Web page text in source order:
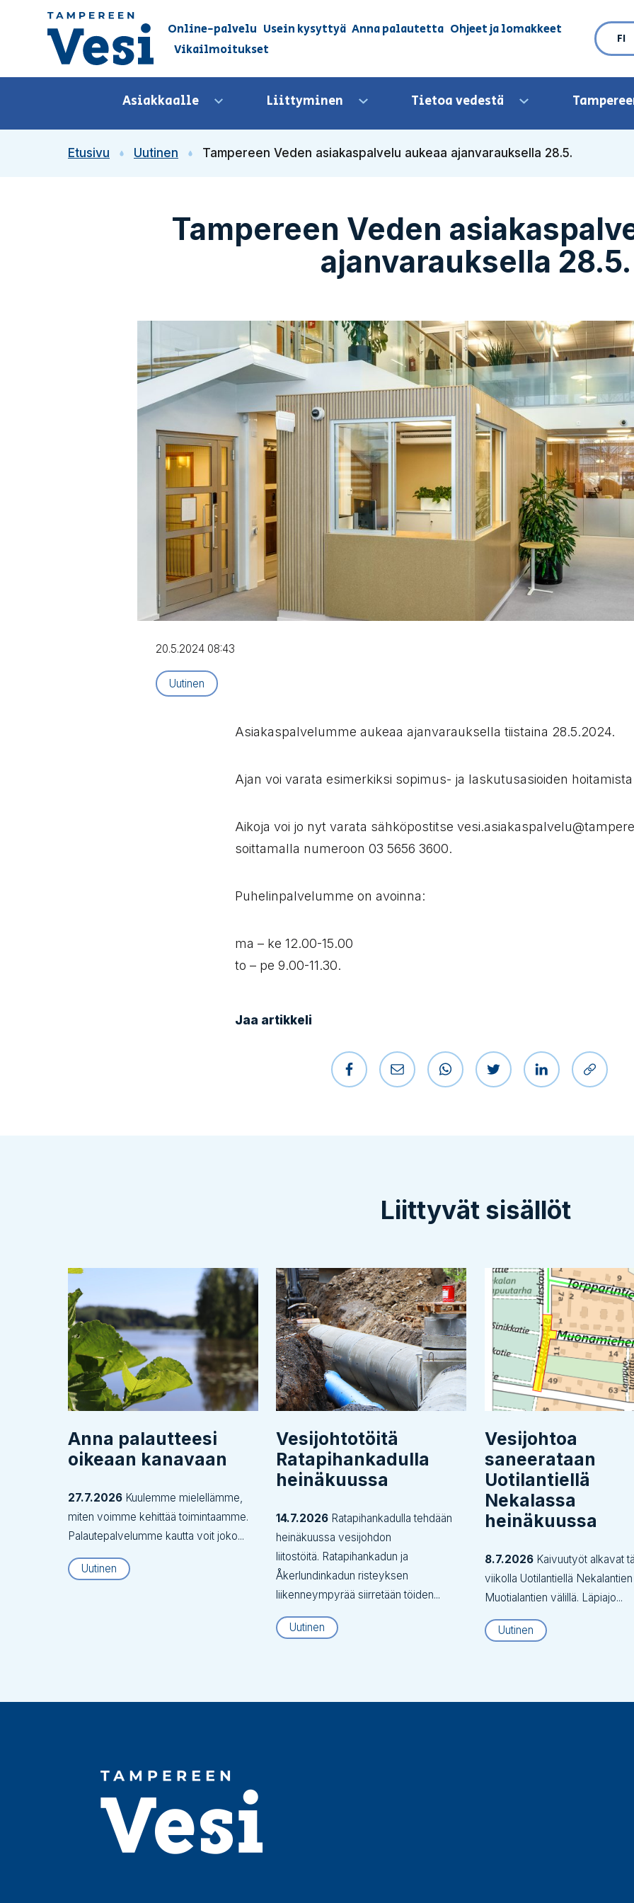
Siirry sisältöön
Siirry etusivulle
Online-palvelu Usein kysyttyä Anna palautetta Ohjeet ja lomakkeet
Vikailmoitukset
FI
Asiakkaalle Avaa valikkoLiittyminen Avaa valikkoTietoa vedestä Avaa valikko
Etusivu Uutinen Tampereen Veden asiakaspalvelu aukeaa ajanvarauksella 28.5.
Tampereen Veden
ajanvarauksella 28.5.
20.5.2024 08:43
Artikkelityyppi:
Uutinen
Asiakaspalvelumme aukeaa ajanvarauksella tiistaina 28.5.2024.
Ajan voi varata esimerkiksi sopimus- ja laskutusasioiden
Aikoja voi jo nyt varata sähköpostitse
soittamalla numeroon 03 5656 3600.
Puhelinpalvelumme on avoinna:
ma – ke 12.00-15.00
to – pe 9.00-11.30.
Jaa artikkeli
Jaa Facebookissa
Jaa sähköpostilla
Jaa WhatsAppissa
Jaa TwitterissäJaa LinkedInissä
Kopioi
Liittyvät sisällöt
Anna palautteesi
oikeaan kanavaan
27.7.2026 Kuulemme mielellämme,
miten voimme kehittää toimintaamme.
Palautepalvelumme kautta voit joko...
Uutinen
Vesijohtotöitä
Ratapihankadulla
heinäkuussa
14.7.2026 Ratapihankadulla tehdään
heinäkuussa vesijohdon
liitostöitä. Ratapihankadun ja
Åkerlundinkadun risteyksen
liikenneympyrää siirretään töiden...
Uutinen
Vesijohtoa
saneerataan
Uotilantiellä
Nekalassa
heinäkuussa
8.7.2026Kaivuutyöt alkavat
viikolla Uotilantiellä Nekalantien
Muotialantien välillä. Läpiajo...
Uutinen